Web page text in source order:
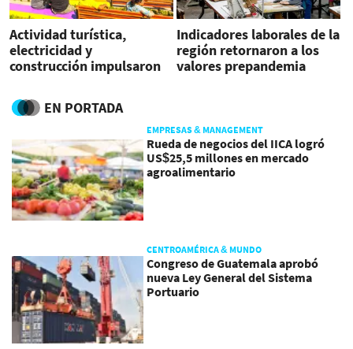
Actividad turística,
electricidad y
construcción impulsaron
segundo trimestre
Indicadores laborales de la
región retornaron a los
valores prepandemia
EN PORTADA
EMPRESAS & MANAGEMENT
Rueda de negocios del IICA logró
US$25,5 millones en mercado
agroalimentario
CENTROAMÉRICA & MUNDO
Congreso de Guatemala aprobó
nueva Ley General del Sistema
Portuario